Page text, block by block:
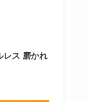
レス 磨かれ